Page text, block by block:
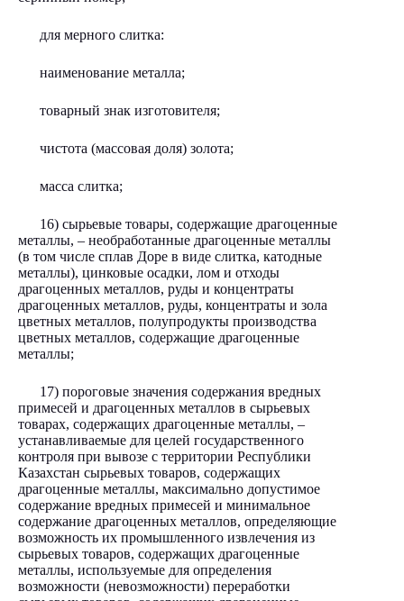
для мерного слитка:
наименование металла;
товарный знак изготовителя;
чистота (массовая доля) золота;
масса слитка;
16) сырьевые товары, содержащие драгоценные
металлы, – необработанные драгоценные металлы
(в том числе сплав Доре в виде слитка, катодные
металлы), цинковые осадки, лом и отходы
драгоценных металлов, руды и концентраты
драгоценных металлов, руды, концентраты и зола
цветных металлов, полупродукты производства
цветных металлов, содержащие драгоценные
металлы;
17) пороговые значения содержания вредных
примесей и драгоценных металлов в сырьевых
товарах, содержащих драгоценные металлы, –
устанавливаемые для целей государственного
контроля при вывозе с территории Республики
Казахстан сырьевых товаров, содержащих
драгоценные металлы, максимально допустимое
содержание вредных примесей и минимальное
содержание драгоценных металлов, определяющие
возможность их промышленного извлечения из
сырьевых товаров, содержащих драгоценные
металлы, используемые для определения
возможности (невозможности) переработки